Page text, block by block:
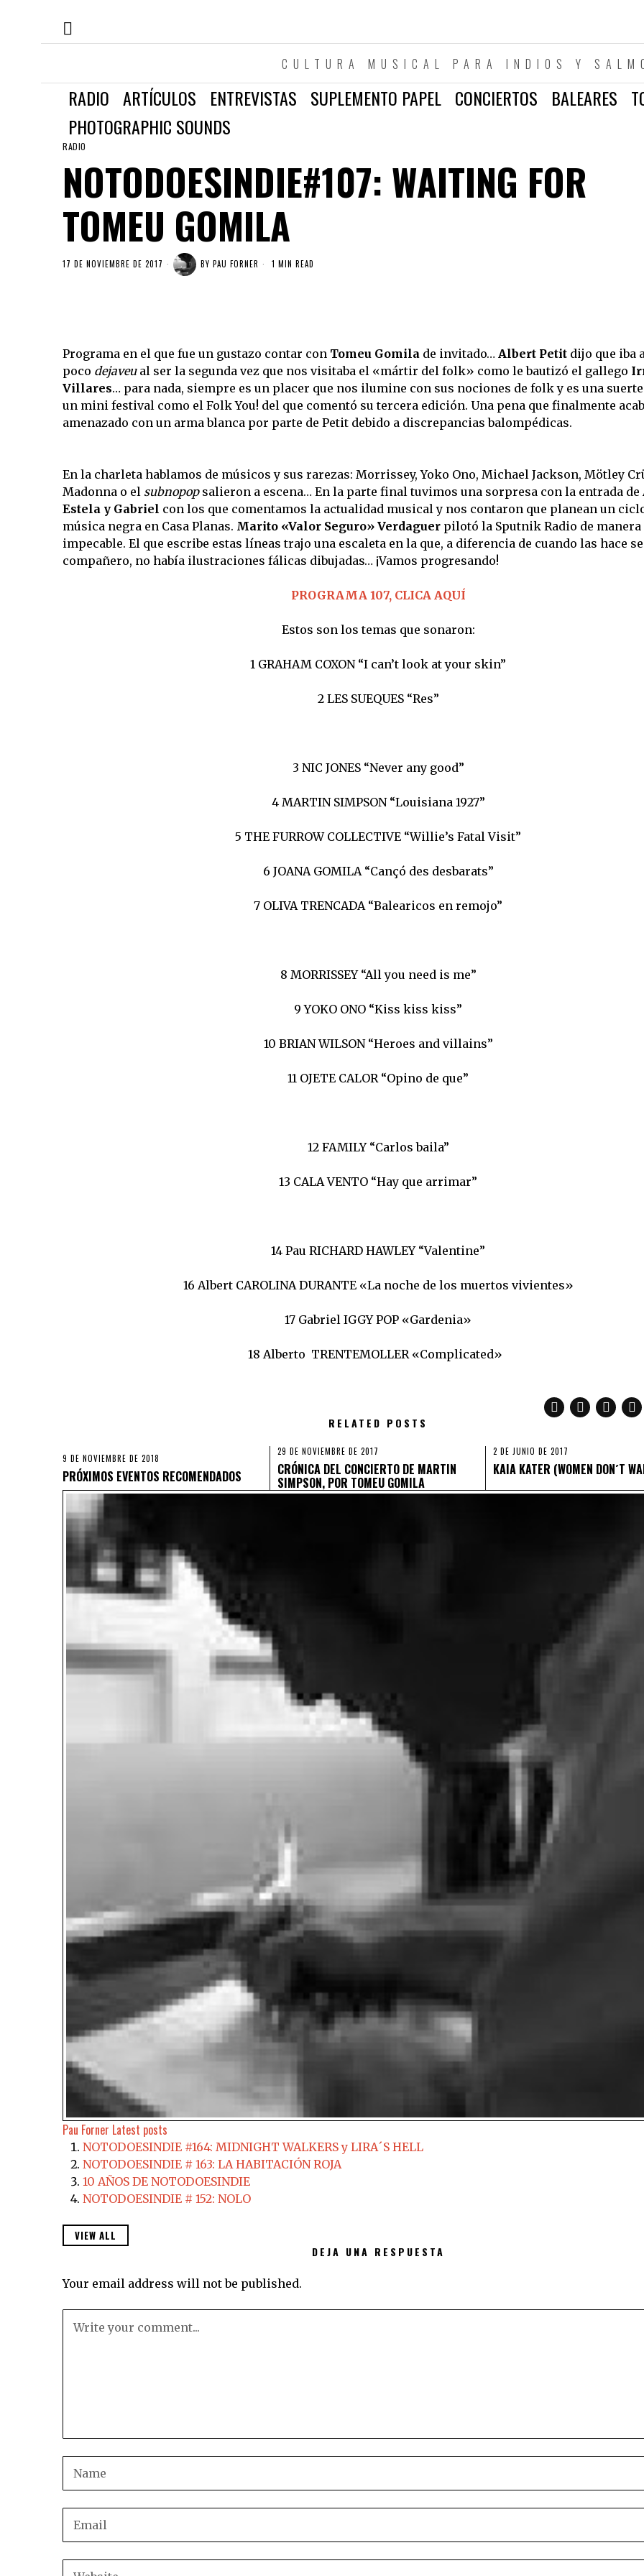
CULTURA MUSICAL PARA INDIOS Y
RADIO ARTÍCULOS ENTREVISTAS SUPLEMENTO PAPEL CONCIERTOS BALEARES
PHOTOGRAPHIC SOUNDS
RADIO
NOTODOESINDIE#107: WAITING FOR
TOMEU GOMILA
17 DE NOVIEMBRE DE 2017 BY PAU FORNER 1 MIN READ
Programa en el que fue un gustazo contar con Tomeu Gomila de invitado… Albert Petit dijo que iba
poco dejaveu al ser la segunda vez que nos visitaba el «mártir del folk» como le bautizó el gallego
Villares… para nada, siempre es un placer que nos ilumine con sus nociones de folk y es una
un mini festival como el Folk You! del que comentó su tercera edición. Una pena que finalmente
amenazado con un arma blanca por parte de Petit debido a discrepancias balompédicas.
En la charleta hablamos de músicos y sus rarezas: Morrissey, Yoko Ono, Michael Jackson, Mötley
Madonna o el subnopop salieron a escena… En la parte final tuvimos una sorpresa con la entrada de
Estela y Gabriel con los que comentamos la actualidad musical y nos contaron que planean un
música negra en Casa Planas. Marito «Valor Seguro» Verdaguer pilotó la Sputnik Radio de manera
impecable. El que escribe estas líneas trajo una escaleta en la que, a diferencia de cuando las hace
compañero, no había ilustraciones fálicas dibujadas… ¡Vamos progresando!
PROGRAMA 107, CLICA AQUÍ
Estos son los temas que sonaron:
1 GRAHAM COXON “I can’t look at your skin”
2 LES SUEQUES “Res”
3 NIC JONES “Never any good”
4 MARTIN SIMPSON “Louisiana 1927”
5 THE FURROW COLLECTIVE “Willie’s Fatal Visit”
6 JOANA GOMILA “Cançó des desbarats”
7 OLIVA TRENCADA “Balearicos en remojo”
8 MORRISSEY “All you need is me”
9 YOKO ONO “Kiss kiss kiss”
10 BRIAN WILSON “Heroes and villains”
11 OJETE CALOR “Opino de que”
12 FAMILY “Carlos baila”
13 CALA VENTO “Hay que arrimar”
14 Pau RICHARD HAWLEY “Valentine”
16 Albert CAROLINA DURANTE «La noche de los muertos vivientes»
17 Gabriel IGGY POP «Gardenia»
18 Alberto TRENTEMOLLER «Complicated»
RELATED POSTS
9 DE NOVIEMBRE DE 2018
PRÓXIMOS EVENTOS RECOMENDADOS
29 DE NOVIEMBRE DE 2017
CRÓNICA DEL CONCIERTO DE MARTIN
SIMPSON, POR TOMEU GOMILA
2 DE JUNIO DE 2017
KAIA KATER (WOMEN DON´T
Pau Forner Latest posts
NOTODOESINDIE #164: MIDNIGHT WALKERS y LIRA´S HELL
NOTODOESINDIE # 163: LA HABITACIÓN ROJA
10 AÑOS DE NOTODOESINDIE
NOTODOESINDIE # 152: NOLO
VIEW ALL
DEJA UNA RESPUESTA
Your email address will not be published.